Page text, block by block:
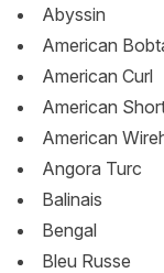
Abyssin
American
American Curl
American
American
Angora Turc
Balinais
Bengal
Bleu Russe